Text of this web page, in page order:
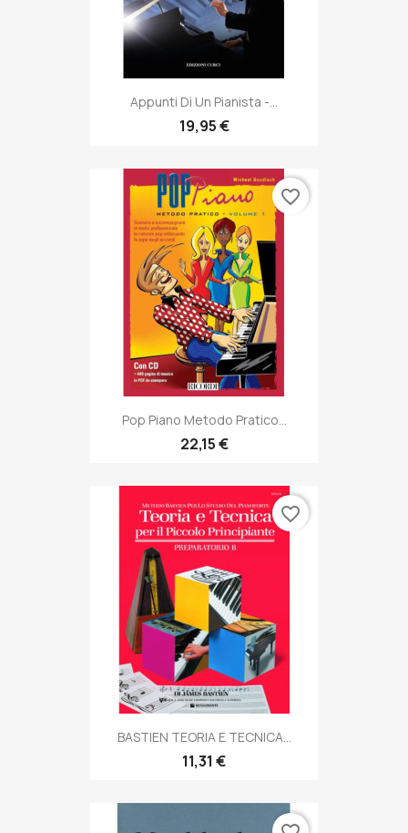
Appunti Di Un Pianista -...
19,95 €
Pop Piano Metodo Pratico...
22,15 €
favorite_border
BASTIEN TEORIA E TECNICA...
11,31 €
favorite_border